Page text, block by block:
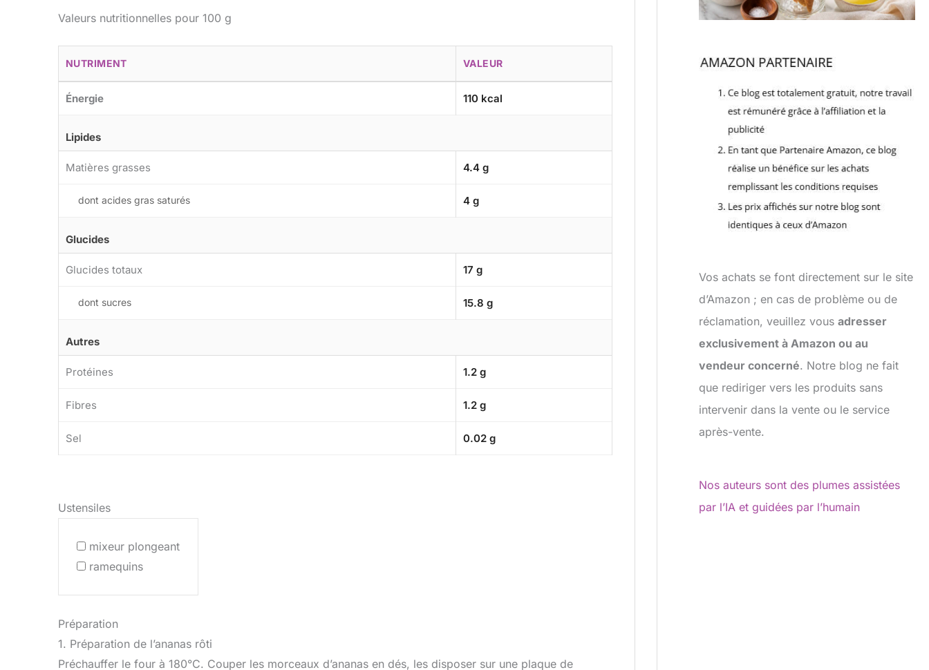
Valeurs nutritionnelles pour 100 g
NUTRIMENT VALEUR
Énergie 110 kcal
Lipides
Matières grasses 4.4 g
dont acides gras saturés 4 g
Glucides
Glucides totaux 17 g
dont sucres 15.8 g
Autres
Protéines 1.2 g
Fibres 1.2 g
Sel 0.02 g
Ustensiles
mixeur plongeant
ramequins
Préparation
1. Préparation de l’ananas rôti
Préchauffer le four à 180°C. Couper les morceaux d’ananas en dés, les disposer sur une plaque de
Vos achats se font directement sur le site
d’Amazon ; en cas de problème ou de
réclamation, veuillez vousadresser
exclusivement à Amazon ou au
vendeur concerné. Notre blog ne fait
que rediriger vers les produits sans
intervenir dans la vente ou le service
après-vente.
Nos auteurs sont des plumes assistées
par l’IA et guidées par l’humain